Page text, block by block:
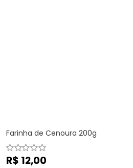
Farinha de Cenoura 200g
Preço
R$ 12,00